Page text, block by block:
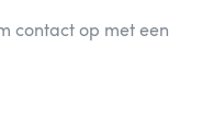
contact op met een